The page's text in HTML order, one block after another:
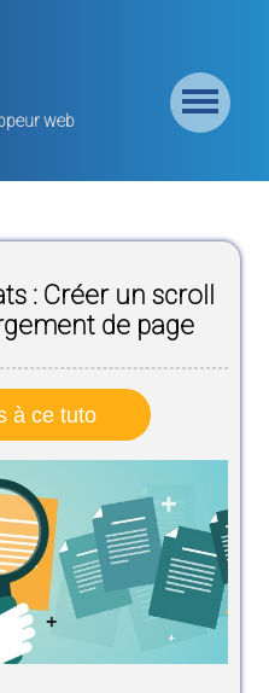
web
des
: Créer un scroll
de page
à ce tuto